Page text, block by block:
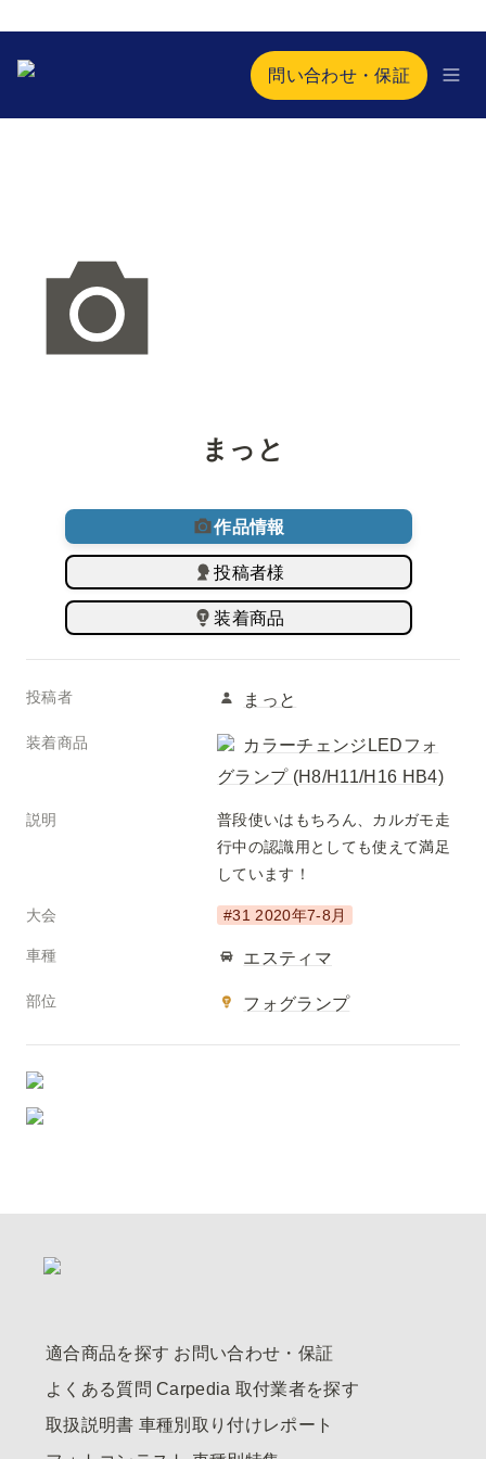
問い合わせ・保証
まっと
作品情報
投稿者様
装着商品
投稿者 まっと
装着商品
カラーチェンジLEDフォ
グランプ (H8/H11/H16 HB4)
説明
普段使いはもちろん、カルガモ走
行中の認識用としても使えて満足
しています！
大会 #31 2020年7-8月
車種 エスティマ
部位 フォグランプ
適合商品を探す お問い合わせ・保証
よくある質問 Carpedia 取付業者を探す
取扱説明書 車種別取り付けレポート